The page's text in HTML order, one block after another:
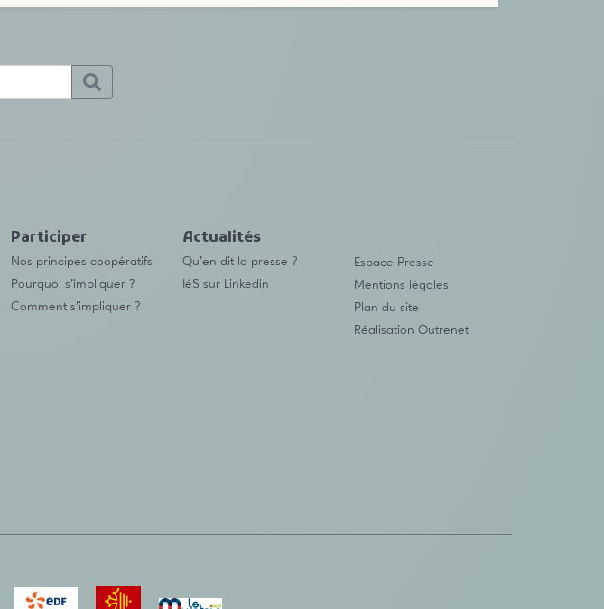
Participer
Nos principes coopératifs
Pourquoi s’impliquer ?
Comment s’impliquer ?
Actualités
Qu’en dit la presse ?
IéS sur Linkedin
Espace Presse
Mentions légales
Plan du site
Réalisation Outrenet